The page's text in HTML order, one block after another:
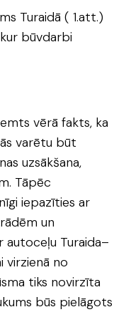
Turaidā ( 1.att.)
būvdarbi
vērā fakts, ka
varētu būt
uzsākšana,
Tāpēc
iepazīties ar
un
autoceļu Turaida–
virzienā no
tiks novirzīta
būs pielāgots